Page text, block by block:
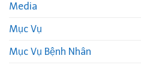
Media
Mục Vụ
Mục Vụ Bệnh Nhân